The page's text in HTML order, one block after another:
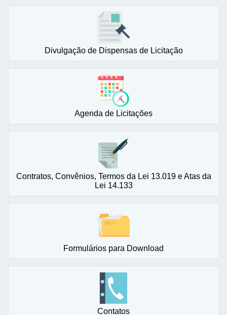
Divulgação de Dispensas de Licitação
Agenda de Licitações
Contratos, Convênios, Termos da Lei 13.019 e Atas da
Lei 14.133
Formulários para Download
Contatos